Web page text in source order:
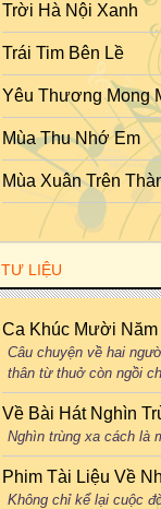
Trời Hà Nội Xanh
Trái Tim Bên Lề
Yêu Thương Mong
Mùa Thu Nhớ Em
Mùa Xuân Trên
TƯ LIỆU
Ca Khúc Mười
Câu chuyện về hai
thân từ thuở còn ngồi
Về Bài Hát Nghìn
Nghìn trùng xa cách là
Phim Tài Liệu Về
Không chỉ kể lại cuộc